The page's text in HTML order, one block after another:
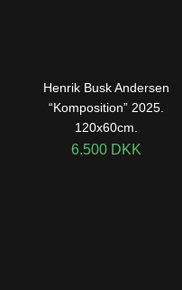
Henrik Busk Andersen
“Komposition” 2025.
120x60cm.
6.500 DKK